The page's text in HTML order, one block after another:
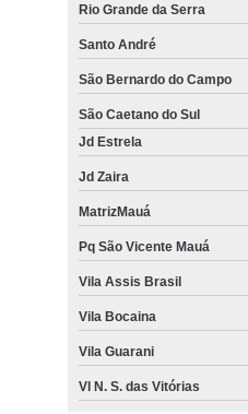
Rio Grande da Serra
Santo André
São Bernardo do Campo
São Caetano do Sul
Jd Estrela
Jd Zaira
MatrizMauá
Pq São Vicente Mauá
Vila Assis Brasil
Vila Bocaina
Vila Guarani
Vl N. S. das Vitórias